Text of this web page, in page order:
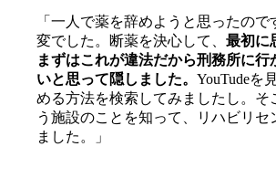
「一人で薬を辞めようと思ったの
変でした。断薬を決心して、 最初に
まずはこれが違法だから刑務所に行
いと思って隠しました。 YouTudeを
める方法を検索してみましたし。そ
う施設のことを知って、リハビリセ
ました。」